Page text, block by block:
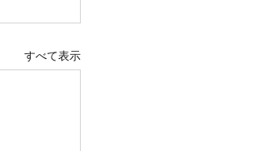
すべて表示